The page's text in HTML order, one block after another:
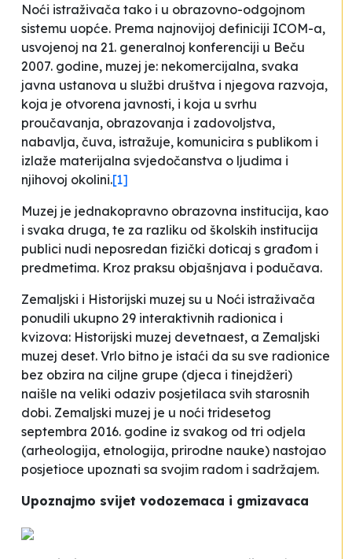
Noći istraživača tako i u obrazovno-odgojnom
sistemu uopće. Prema najnovijoj definiciji ICOM-a,
usvojenoj na 21. generalnoj konferenciji u Beču
2007. godine, muzej je: nekomercijalna, svaka
javna ustanova u službi društva i njegova razvoja,
koja je otvorena javnosti, i koja u svrhu
proučavanja, obrazovanja i zadovoljstva,
nabavlja, čuva, istražuje, komunicira s publikom i
izlaže materijalna svjedočanstva o ljudima i
njihovoj okolini.[1]
Muzej je jednakopravno obrazovna institucija, kao
i svaka druga, te za razliku od školskih institucija
publici nudi neposredan fizički doticaj s građom i
predmetima. Kroz praksu objašnjava i podučava.
Zemaljski i Historijski muzej su u Noći istraživača
ponudili ukupno 29 interaktivnih radionica i
kvizova: Historijski muzej devetnaest, a Zemaljski
muzej deset. Vrlo bitno je istaći da su sve radionice
bez obzira na ciljne grupe (djeca i tinejdžeri)
naišle na veliki odaziv posjetilaca svih starosnih
dobi. Zemaljski muzej je u noći tridesetog
septembra 2016. godine iz svakog od tri odjela
(arheologija, etnologija, prirodne nauke) nastojao
posjetioce upoznati sa svojim radom i sadržajem.
Upoznajmo svijet vodozemaca i gmizavaca